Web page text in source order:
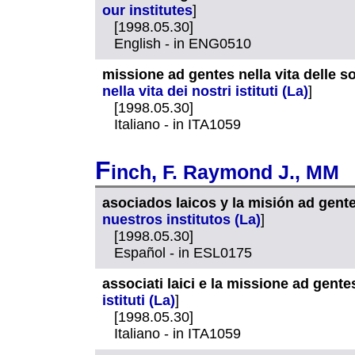
our institutes]
[1998.05.30]
English - in ENG0510
missione ad gentes nella vita delle
nella vita dei nostri istituti (La)]
[1998.05.30]
Italiano - in ITA1059
Finch, F. Raymond J., MM
asociados laicos y la misión ad
nuestros institutos (La)]
[1998.05.30]
Español - in ESL0175
associati laici e la missione ad
istituti (La)]
[1998.05.30]
Italiano - in ITA1059